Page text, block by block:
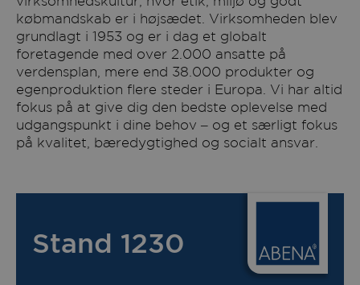
købmandskab er i højsædet. Virksomheden blev
grundlagt i 1953 og er i dag et globalt
foretagende med over 2.000 ansatte på
verdensplan, mere end 38.000 produkter og
egenproduktion flere steder i Europa. Vi har altid
fokus på at give dig den bedste oplevelse med
udgangspunkt i dine behov – og et særligt fokus
på kvalitet, bæredygtighed og socialt ansvar.
Stand 1230